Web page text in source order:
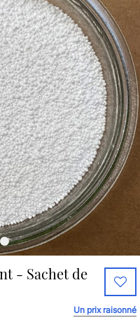
- Sachet de
Un prix raisonné